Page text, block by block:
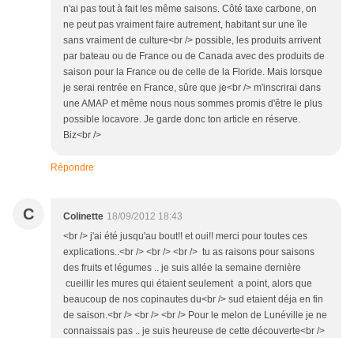
n'ai pas tout à fait les même saisons. Côté taxe carbone, on
ne peut pas vraiment faire autrement, habitant sur une île
sans vraiment de culture<br /> possible, les produits arrivent
par bateau ou de France ou de Canada avec des produits de
saison pour la France ou de celle de la Floride. Mais lorsque
je serai rentrée en France, sûre que je<br /> m'inscrirai dans
une AMAP et même nous nous sommes promis d'être le plus
possible locavore. Je garde donc ton article en réserve.
Biz<br />
Répondre
C Colinette 18/09/2012 18:43
<br /> j'ai été jusqu'au bout!! et oui!! merci pour toutes ces
explications..<br /> <br /> <br /> tu as raisons pour saisons
des fruits et légumes .. je suis allée la semaine dernière
cueillir les mures qui étaient seulement a point, alors que
beaucoup de nos copinautes du<br /> sud etaient déja en fin
de saison.<br /> <br /> <br /> Pour le melon de Lunéville je ne
connaissais pas .. je suis heureuse de cette découverte<br />